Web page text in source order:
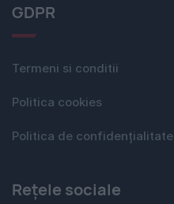
GDPR
Termeni si conditii
Politica cookies
Politica de confidențialitate
Rețele sociale